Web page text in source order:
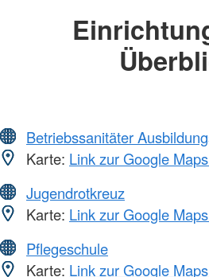
Betriebssanitäter
Karte: Link zur Google
Jugendrotkreuz
Karte: Link zur Google
Pflegeschule
Karte: Link zur Google